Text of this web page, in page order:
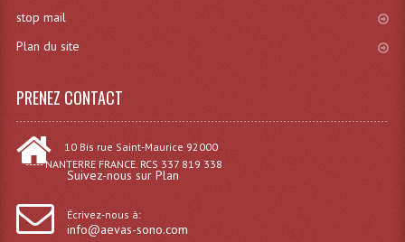
Microphones Scène Et Studio
stop mail
Plan du site
PRENEZ CONTACT
10 Bis rue Saint-Maurice 92000
----- NANTERRE FRANCE. RCS 337 819 338
Suivez-nous sur Plan
Écrivez-nous à:
info@aevas-sono.com